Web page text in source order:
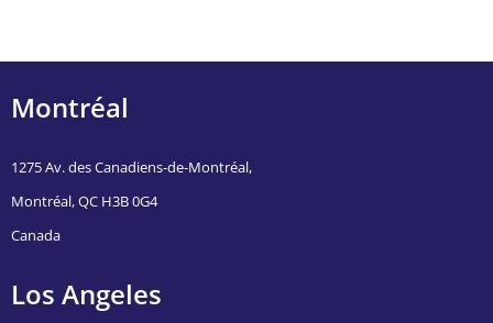
Montréal
1275 Av. des Canadiens-de-Montréal,
Montréal, QC H3B 0G4
Canada
Los Angeles